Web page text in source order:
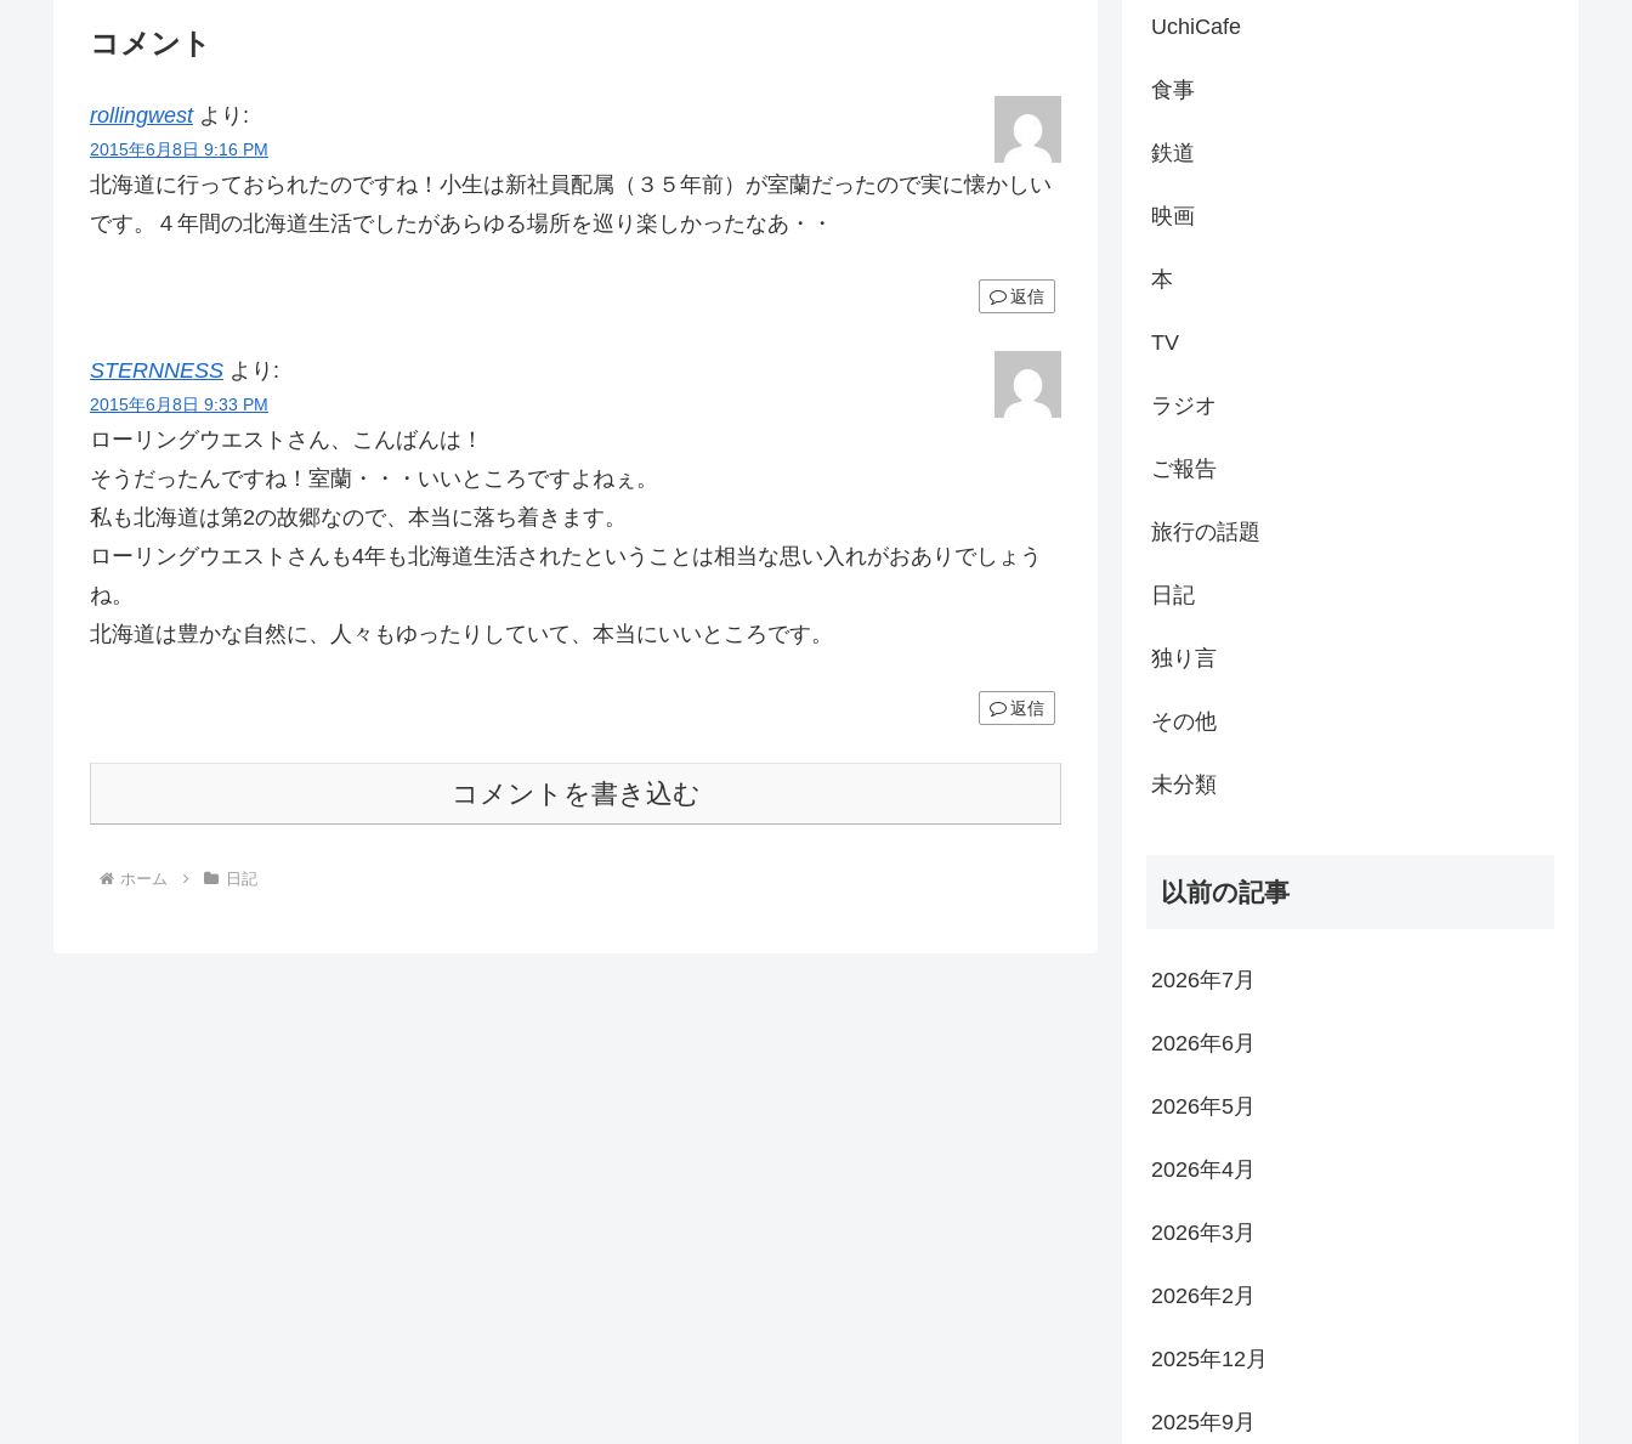
コメント
rollingwest より:
2015年6月8日 9:16 PM
北海道に行っておられたのですね！小生は新社員配属（３５年前）が室蘭だったので実に懐かしい
です。４年間の北海道生活でしたがあらゆる場所を巡り楽しかったなあ・・
返信
STERNNESS より:
2015年6月8日 9:33 PM
ローリングウエストさん、こんばんは！
そうだったんですね！室蘭・・・いいところですよねぇ。
私も北海道は第2の故郷なので、本当に落ち着きます。
ローリングウエストさんも4年も北海道生活されたということは相当な思い入れがおありでしょう
ね。
北海道は豊かな自然に、人々もゆったりしていて、本当にいいところです。
返信
コメントを書き込む
ホーム 日記
UchiCafe
食事
鉄道
映画
本
TV
ラジオ
ご報告
旅行の話題
日記
独り言
その他
未分類
以前の記事
2026年7月
2026年6月
2026年5月
2026年4月
2026年3月
2026年2月
2025年12月
2025年9月